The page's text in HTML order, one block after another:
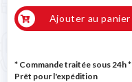
Ajouter au panier
* Commande traitée sous 24h*
Prêt pour l'expédition